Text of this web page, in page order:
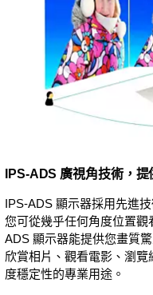
IPS-ADS 廣視角技術，
IPS-ADS 顯示器採用先進
您可從幾乎任何角度位置
ADS 顯示器能提供您畫質
欣賞相片、觀看電影、瀏
度穩定性的專業用途。